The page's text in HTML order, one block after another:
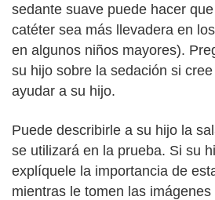
sedante suave puede hacer
catéter sea más llevadera en
en algunos niños mayores).
su hijo sobre la sedación si
ayudar a su hijo.
Puede describirle a su hijo la
se utilizará en la prueba. Si su
explíquele la importancia de
mientras le tomen las